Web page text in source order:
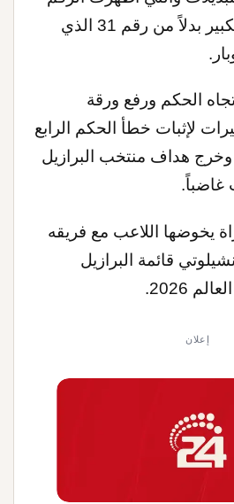
10 الخاص بالنجم الكبير بدلاً من رقم 31 الذي
الحكم ورفع ورقة
لإثبات خطأ الحكم الرابع
وخرج هداف منتخب البرازيل
غاضباً.
يخوضها اللاعب مع فريقه
قائمة البرازيل
2026.
إعلان